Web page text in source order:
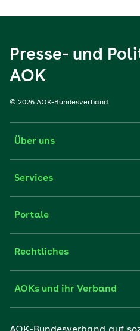
Presse- und
AOK
© 2026 AOK-Bundesverband
Über uns
Services
Portale
Rechtliches
AOKs und ihr Verband